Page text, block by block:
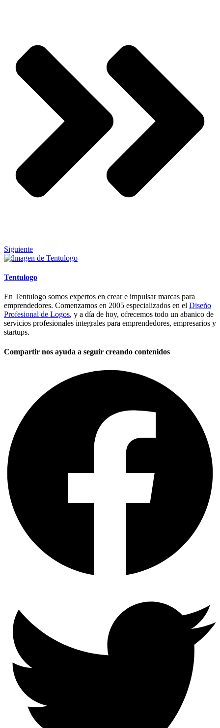
Siguiente
Tentulogo
En Tentulogo somos expertos en crear e impulsar marcas para
emprendedores. Comenzamos en 2005 especializados en el Diseño
Profesional de Logos, y a día de hoy, ofrecemos todo un abanico de
servicios profesionales integrales para emprendedores, empresarios y
startups.
Compartir nos ayuda a seguir creando contenidos